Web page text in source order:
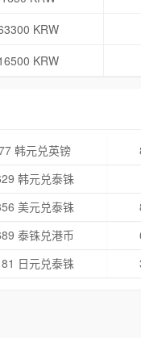
KRW
KRW
韩元兑英镑
韩元兑泰铢
美元兑泰铢
泰铢兑港币
日元兑泰铢